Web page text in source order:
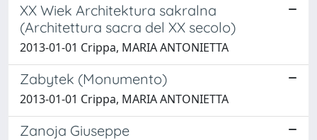
XX Wiek Architektura sakralna
(Architettura sacra del XX secolo)
2013-01-01 Crippa, MARIA ANTONIETTA
Zabytek (Monumento)
2013-01-01 Crippa, MARIA ANTONIETTA
Zanoja Giuseppe